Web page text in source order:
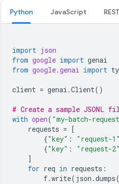
Python JavaScript REST
import json
from google import genai
from google.genai import
client = genai .Client()
# Create a sample JSONL
with open( "my-batch-
requests = [
{"key" : "request-1"
{"key" : "request-2"
]
for req in requests :
f.write( json .dumps(